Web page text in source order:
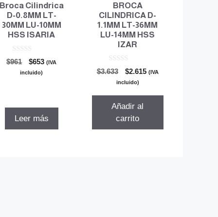
Broca Cilindrica
D-0.8MM LT-
30MM LU-10MM
HSS ISARIA
0
d
$961
El
precio
$653El(IVA
incluido)
Leer más
BROCA
CILINDRICA D-
1.1MM LT-36MM
LU-14MM HSS
IZAR
0
d
$3.633
El
precio
era:
$3.633.
$2.615El(IVA
incluido)
Añadir al
carrito